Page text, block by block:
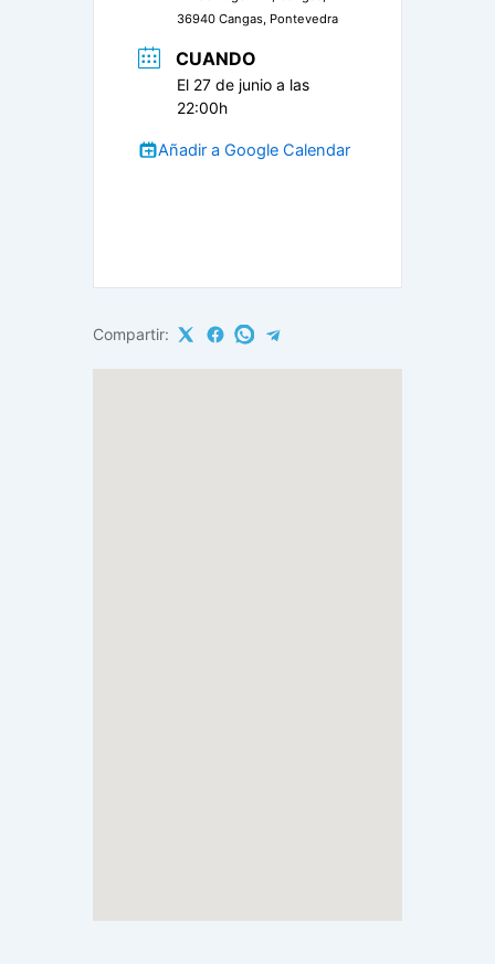
36940 Cangas, Pontevedra
CUANDO
El 27 de junio a las
22:00h
Añadir a Google Calendar
Compartir: